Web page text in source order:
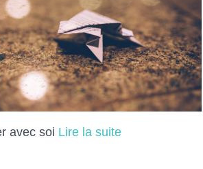
avec soi Lire la suite